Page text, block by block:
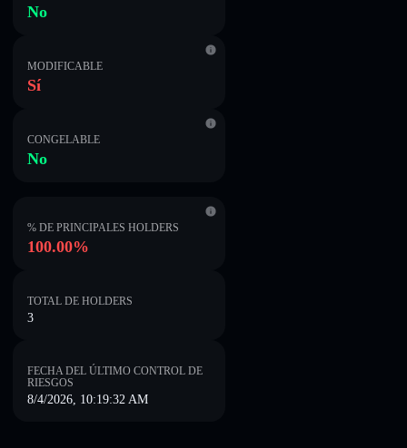
No
MODIFICABLE
Sí
CONGELABLE
No
% DE PRINCIPALES HOLDERS
100.00%
TOTAL DE HOLDERS
3
FECHA DEL ÚLTIMO CONTROL DE
RIESGOS
8/4/2026, 10:19:32 AM